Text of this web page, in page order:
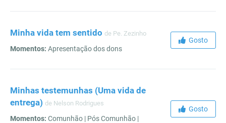
Minha vida tem sentido de Pe. Zezinho
Momentos: Apresentação dos dons
Gosto
Minhas testemunhas (Uma vida de
entrega) de Nelson Rodrigues
Momentos: Comunhão | Pós Comunhão |
Gosto